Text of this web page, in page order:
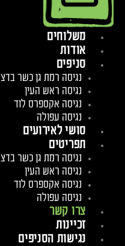
משלוחים
אודות
סניפים
נגיסה רמת גן כשר בדצ
נגיסה ראש העין
נגיסה אקספרס לוד
נגיסה עפולה
סושי לאירועים
תפריטים
נגיסה רמת גן כשר בדצ
נגיסה ראש העין
נגיסה אקספרס לוד
נגיסה עפולה
צרו קשר
זכיינות
נגישות הסניפים